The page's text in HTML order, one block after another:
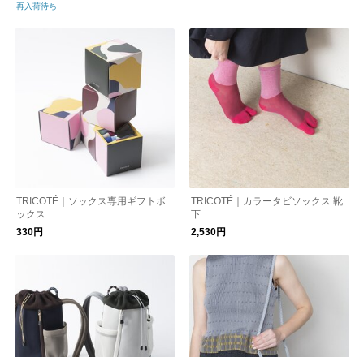
再入荷待ち
TRICOTÉ｜ソックス専用ギフトボ
ックス
330円
TRICOTÉ｜カラータビソックス 靴
下
2,530円